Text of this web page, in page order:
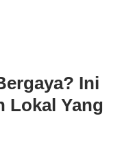
Ini
Lokal Yang